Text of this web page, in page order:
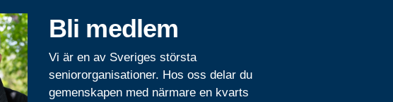
Bli medlem
Vi är en av Sveriges största
seniororganisationer. Hos oss delar du
gemenskapen med närmare en kvarts